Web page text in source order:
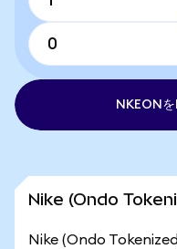
NKEON
Nike (Ondo
Nike (Ondo